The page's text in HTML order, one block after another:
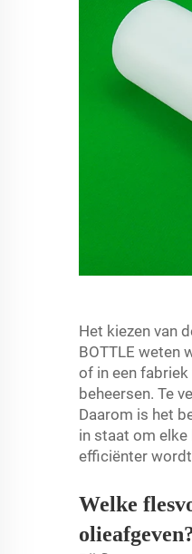
Het kiezen van
BOTTLE weten
of in een
beheersen. Te
Daarom is het
in staat om
efficiënter
Welke